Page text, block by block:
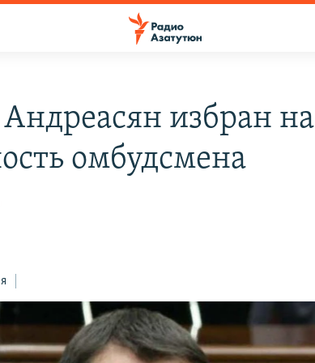
избран на
омбудсмена